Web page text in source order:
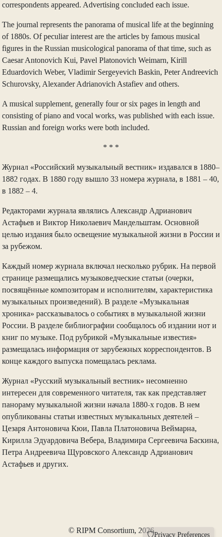
correspondents appeared. Advertising concluded each issue.
The journal represents the panorama of musical life at the beginning
of 1880s. Of peculiar interest are the articles by famous musical
figures in the Russian musicological panorama of that time, such as
Caesar Antonovich Kui, Pavel Platonovich Weimarn, Kirill
Eduardovich Weber, Vladimir Sergeyevich Baskin, Peter Andreevich
Schurovsky, Alexander Adrianovich Astafiev and others.
A musical supplement, generally four or six pages in length and
consisting of piano and vocal works, was published with each issue.
Russian and foreign works were both included.
* * *
Журнал «Российский музыкальный вестник» издавался в 1880–
1882 годах. В 1880 году вышло 33 номера журнала, в 1881 – 40,
в 1882 – 4.
Редакторами журнала являлись Александр Адрианович
Астафьев и Виктор Николаевич Мандельштам. Основной
целью издания было освещение музыкальной жизни в России и
за рубежом.
Каждый номер журнала включал несколько рубрик. На первой
странице размещались музыковедческие статьи (очерки,
посвящённые композиторам и исполнителям, характеристика
музыкальных произведений). В разделе «Музыкальная
хроника» рассказывалось о событиях в музыкальной жизни
России. В разделе библиографии сообщалось об издании нот и
книг по музыке. Под рубрикой «Музыкальные известия»
размещалась информация от зарубежных корреспондентов. В
конце каждого выпуска помещалась реклама.
Журнал «Русский музыкальный вестник» несомненно
интересен для современного читателя, так как представляет
панораму музыкальной жизни начала 1880-х годов. В нем
опубликованы статьи известных музыкальных деятелей –
Цезаря Антоновича Кюи, Павла Платоновича Веймарна,
Кирилла Эдуардовича Вебера, Владимира Сергеевича Баскина,
Петра Андреевича Щуровского Александр Адрианович
Астафьев и других.
Privacy Preferences
© RIPM Consortium, 2026